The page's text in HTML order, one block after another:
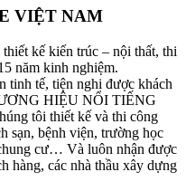
VIỆT NAM
kế kiến trúc – nội thất, thi
năm kinh nghiệm.
tinh tế, tiện nghi được khách
HIỆU NỔI TIẾNG
tôi thiết kế và thi công
sạn, bệnh viện, trường học
cư… Và luôn nhận được
hàng, các nhà thầu xây dựng